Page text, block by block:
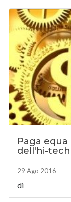
Paga
dell'hi-tech
29 Ago 2016
di